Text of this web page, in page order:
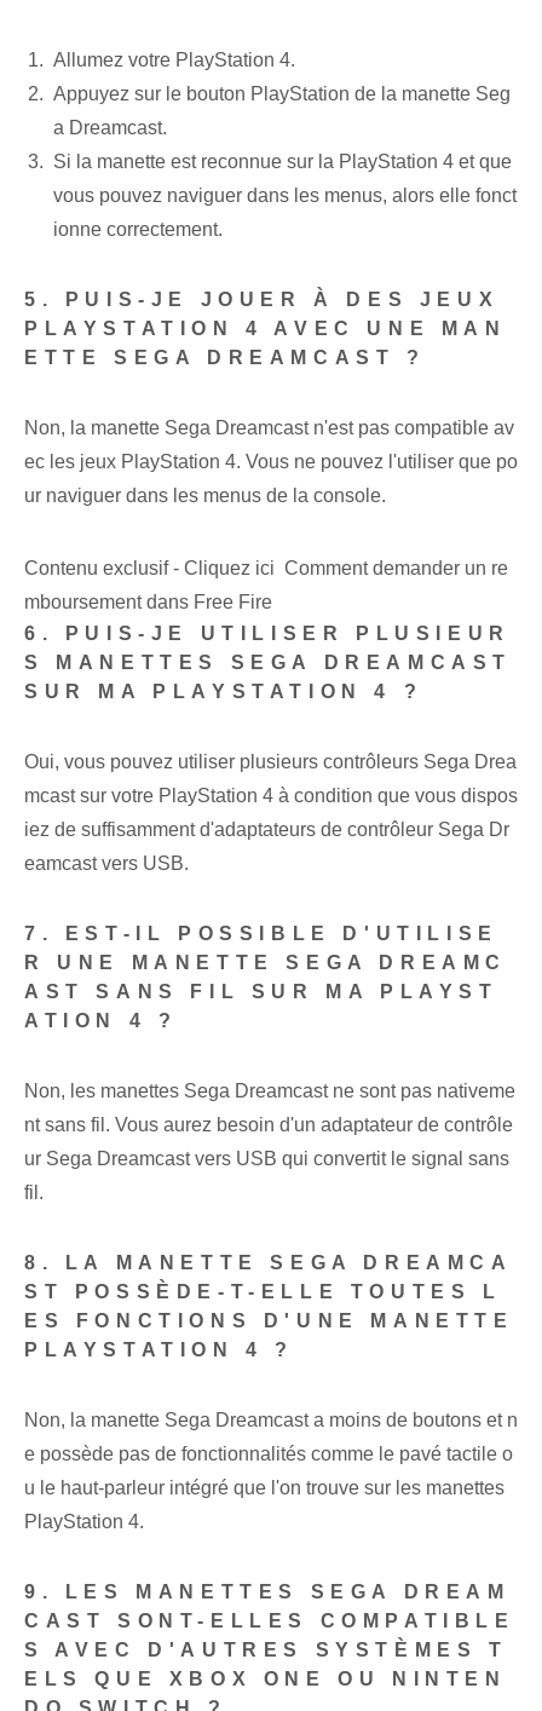
Allumez votre PlayStation 4.
Appuyez sur le bouton PlayStation de la manette Seg
a Dreamcast.
Si la manette est reconnue sur la PlayStation 4 et que
vous pouvez naviguer dans les menus, alors elle fonct
ionne correctement.
5. PUIS-JE JOUER À DES JEUX
PLAYSTATION 4 AVEC UNE MAN
ETTE SEGA DREAMCAST ?
Non, la manette Sega Dreamcast n'est pas compatible av
ec les jeux PlayStation 4. Vous ne pouvez l'utiliser que po
ur naviguer dans les menus de la console.
Contenu exclusif - Cliquez ici Comment demander un re
mboursement dans Free Fire
6. PUIS-JE UTILISER PLUSIEUR
S MANETTES SEGA DREAMCAST
SUR MA PLAYSTATION 4 ?
Oui, vous pouvez utiliser plusieurs contrôleurs Sega Drea
mcast sur votre PlayStation 4 à condition que vous dispos
iez de suffisamment d'adaptateurs de contrôleur Sega Dr
eamcast vers USB.
7. EST-IL POSSIBLE D'UTILISE
R UNE MANETTE SEGA DREAMC
AST SANS FIL SUR MA PLAYST
ATION 4 ?
Non, les manettes Sega Dreamcast ne sont pas nativeme
nt sans fil. Vous aurez besoin d'un adaptateur de contrôle
ur Sega Dreamcast vers USB qui convertit le signal sans
fil.
8. LA MANETTE SEGA DREAMCA
ST POSSÈDE-T-ELLE TOUTES L
ES FONCTIONS D'UNE MANETTE
PLAYSTATION 4 ?
Non, la manette Sega Dreamcast a moins de boutons et n
e possède pas de fonctionnalités comme le pavé tactile o
u le haut-parleur intégré que l'on trouve sur les manettes
PlayStation 4.
9. LES MANETTES SEGA DREAM
CAST SONT-ELLES COMPATIBLE
S AVEC D'AUTRES SYSTÈMES T
ELS QUE XBOX ONE OU NINTEN